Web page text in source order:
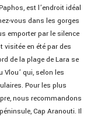
est l’endroit idéal
vous dans les gorges
emporter par le silence
visitée en été par des
de la plage de Lara se
Vlou’ qui, selon les
Pour les plus
nous recommandons
Cap Aranouti. Il